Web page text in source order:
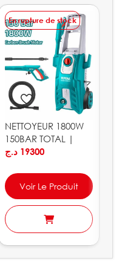
En rupture de stock
NETTOYEUR 1800W
150BAR TOTAL |
TGT11356
19300 د.ج
Voir Le Produit